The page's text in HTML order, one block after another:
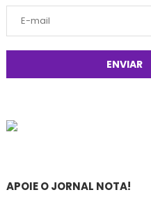
APOIE O JORNAL NOTA!